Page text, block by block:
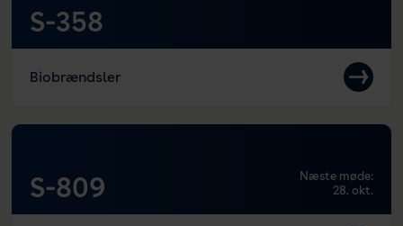
S-358
Biobrændsler
S-809
Næste møde:
28. okt.